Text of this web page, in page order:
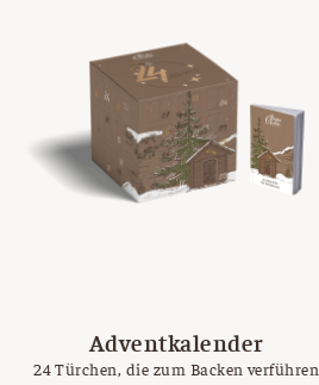
Adventkalender
24 Türchen, die zum Backen verführen